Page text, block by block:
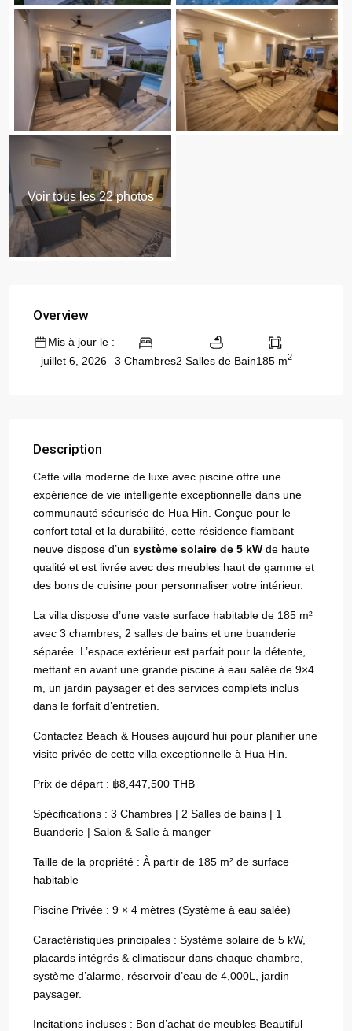
Voir tous les 22 photos
Overview
Mis à jour le :
juillet 6, 2026
3 Chambres2 Salles de Bain185 m2
Description
Cette villa moderne de luxe avec piscine offre une
expérience de vie intelligente exceptionnelle dans une
communauté sécurisée de Hua Hin. Conçue pour le
confort total et la durabilité, cette résidence flambant
neuve dispose d’un système solaire de 5 kW de haute
qualité et est livrée avec des meubles haut de gamme et
des bons de cuisine pour personnaliser votre intérieur.
La villa dispose d’une vaste surface habitable de 185 m²
avec 3 chambres, 2 salles de bains et une buanderie
séparée. L’espace extérieur est parfait pour la détente,
mettant en avant une grande piscine à eau salée de 9×4
m, un jardin paysager et des services complets inclus
dans le forfait d’entretien.
Contactez Beach & Houses aujourd’hui pour planifier une
visite privée de cette villa exceptionnelle à Hua Hin.
Prix de départ : ฿8,447,500 THB
Spécifications : 3 Chambres | 2 Salles de bains | 1
Buanderie | Salon & Salle à manger
Taille de la propriété : À partir de 185 m² de surface
habitable
Piscine Privée : 9 × 4 mètres (Système à eau salée)
Caractéristiques principales : Système solaire de 5 kW,
placards intégrés & climatiseur dans chaque chambre,
système d’alarme, réservoir d’eau de 4,000L, jardin
paysager.
Incitations incluses : Bon d’achat de meubles Beautiful